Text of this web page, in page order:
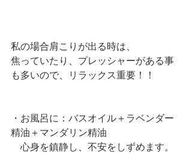
私の場合肩こりが出る時は、
焦っていたり、プレッシャーがある事
も多いので、リラックス重要！！
・お風呂に：バスオイル＋ラベンダー
精油＋マンダリン精油
心身を鎮静し、不安をしずめます。